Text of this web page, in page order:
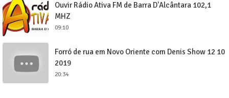
Ouvir Rádio Ativa FM de Barra D'Alcântara 102,1
MHZ
09:10
Forró de rua em Novo Oriente com Denis Show 12 10
2019
20:34